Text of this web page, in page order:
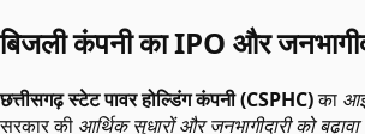
बिजली कंपनी का IPO और
छत्तीसगढ़ स्टेट पावर होल्डिंग कंपनी (CSPHC)का
सरकार की आर्थिक सुधारों और जनभागीदारी को बढ़ावा